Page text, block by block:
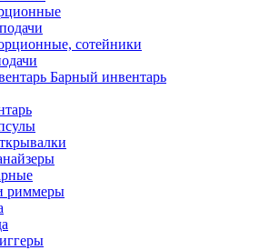
сотейники
Барный инвентарь
риммеры